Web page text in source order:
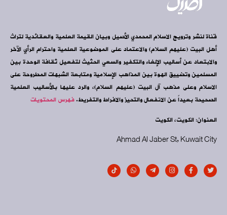
قناة لنشر وترويج الاسلام المحمدي الأصيل وبيان القيمة العلمية والعقائدية لتراث
أهل البيت (عليهم السلام) والاعتماد على الموضوعية العلمية واحترام الرأي الآخر
والابتعاد عن أساليب الإلغاء والتكفير والسعي الحثيث لتفعيل ثقافة الوحدة بين
المسلمين وتضييق الهوة بين المذاهب الإسلامية ومتابعة الشبهات المطروحة على
الاسلام وعلى مذهب آل البيت (عليهم السلام)، والرد عليها بالأساليب العلمية
الصحيحة بعيداً عن الانفعال والتحيز والافراط والتفريط.فهرس المحتويات
العنوان: الكويت، الكويت
Ahmad Al Jaber St, Kuwait City